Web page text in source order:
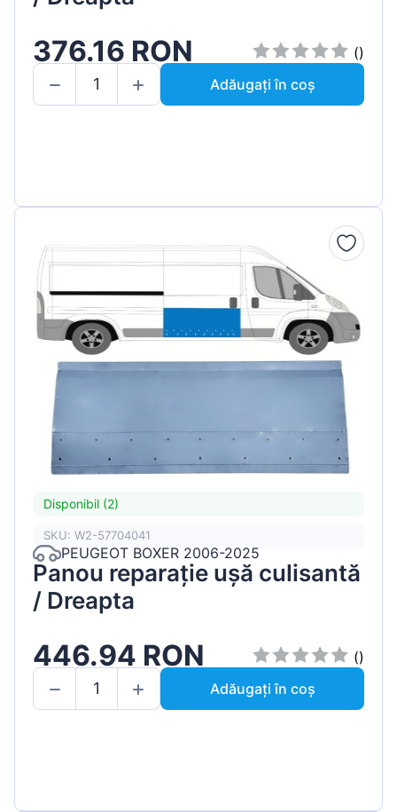
376.16 RON
()
Adăugați în coș
Disponibil (2)
SKU: W2-57704041
PEUGEOT BOXER 2006-2025
Panou reparație ușă culisantă
/ Dreapta
446.94 RON
()
Adăugați în coș